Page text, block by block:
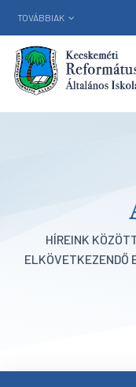
TOVÁBBIAK
HÍREINK
ELKÖVETKEZENDŐ